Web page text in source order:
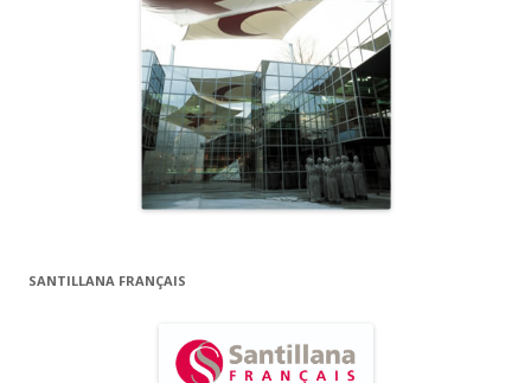
SANTILLANA FRANÇAIS